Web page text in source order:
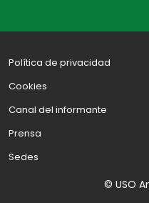
Política de privacidad
Cookies
Canal del informante
Prensa
Sedes
© USO